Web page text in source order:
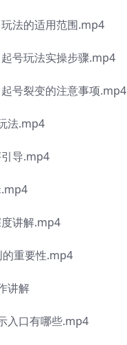
法的适用范围.mp4
号玩法实操步骤.mp4
号裂变的注意事项.mp4
法.mp4
导.mp4
讲解.mp4
的重要性.mp4
讲解
入口有哪些.mp4